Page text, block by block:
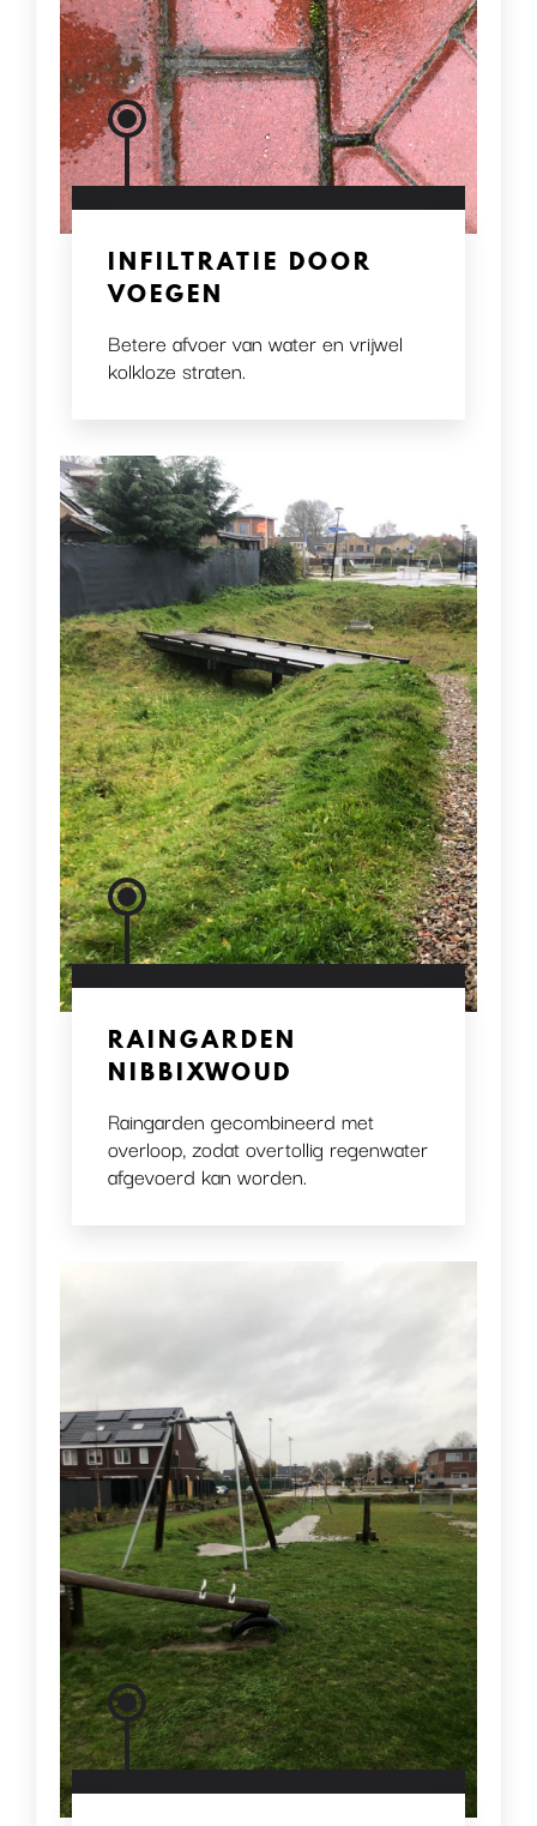
INFILTRATIE DOOR
VOEGEN
Betere afvoer van water en vrijwel
kolkloze straten.
RAINGARDEN
NIBBIXWOUD
Raingarden gecombineerd met
overloop, zodat overtollig regenwater
afgevoerd kan worden.